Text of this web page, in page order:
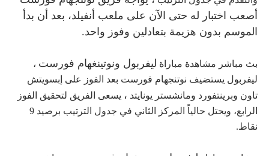
أصعب اختبار له حتى الآن على ملعب أنفيلد، بعد أن بدأ
الموسم بدون هزيمة بتعادلين وفوز واحد.
بث مباشر مشاهدة مباراة ليفربول ونوتينغهام فورست ،
ليفربول يستضيف نوتنجهام فورست بعد الفوز على إبسويتش
تاون وبرينتفورد ومانشستر يونايتد ، يسعى الفريق لتحقيق الفوز
الرابع، ويحتل حالياً المركز الثاني في جدول الترتيب برصيد 9
نقاط.